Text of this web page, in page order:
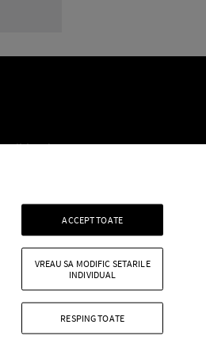
Politica de
ACCEPT TOATE
RESPING TOATE
VREAU SA MODIFIC SETARILE
INDIVIDUAL